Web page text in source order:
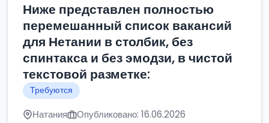
Ниже представлен полностью
перемешанный список вакансий
для Нетании в столбик, без
спинтакса и без эмодзи, в чистой
текстовой разметке:
Требуются
Натания Опубликовано: 16.06.2026